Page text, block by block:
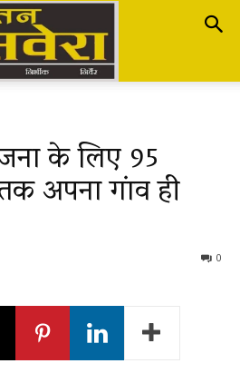
के लिए 95
अपना गांव ही
0